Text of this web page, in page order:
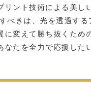
ント技術による美し
べきは、光を透過す
変えて勝ち抜くため
たを全力で応援した